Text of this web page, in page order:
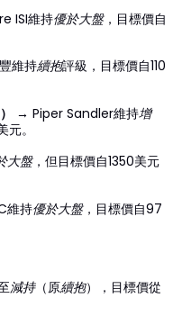
ISI維持優於大盤，目標價自
維持續抱評級，目標價自110
→ Piper Sandler維持增
。
大盤，但目標價自1350美元
維持優於大盤，目標價自97
減持（原續抱），目標價從